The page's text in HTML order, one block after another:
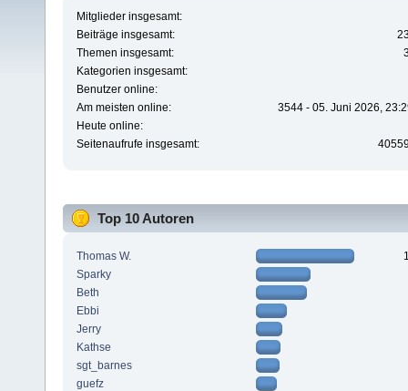
Mitglieder insgesamt:
Beiträge insgesamt:
Themen insgesamt:
Kategorien insgesamt:
Benutzer online:
Am meisten online:
3544 - 05. Juni 2026,
Heute online:
Seitenaufrufe insgesamt:
Top 10 Autoren
Thomas W.
Sparky
Beth
Ebbi
Jerry
Kathse
sgt_barnes
guefz